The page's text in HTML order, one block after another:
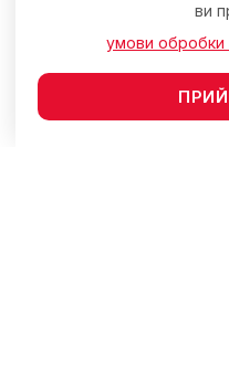
ви
умови обробки